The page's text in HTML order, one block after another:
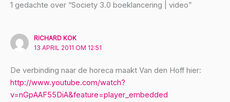
1 gedachte over “Society 3.0 boeklancering | video”
RICHARD KOK
13 APRIL 2011 OM 12:51
De verbinding naar de horeca maakt Van den Hoff hier:
http://www.youtube.com/watch?
v=nGpAAF55DiA&feature=player_embedded